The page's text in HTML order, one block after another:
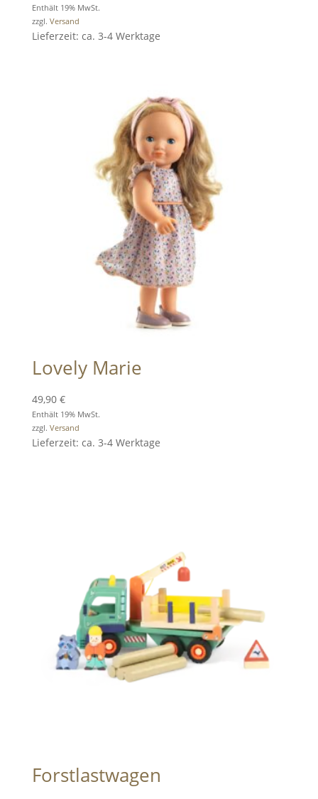
Preis
19,75 €11,95 €.
Enthält 19% MwSt.
zzgl. Versand
Lieferzeit: ca. 3-4 Werktage
Lovely Marie
49,90 €
Enthält 19% MwSt.
zzgl. Versand
Lieferzeit: ca. 3-4 Werktage
Forstlastwagen